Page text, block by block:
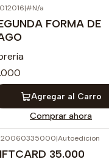
|#N/a
FORMA DE
Agregar al Carro
Comprar ahora
|Autoedicion
35.000